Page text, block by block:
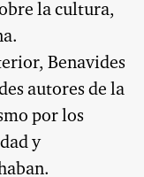
la cultura,
Benavides
autores de la
por los
y